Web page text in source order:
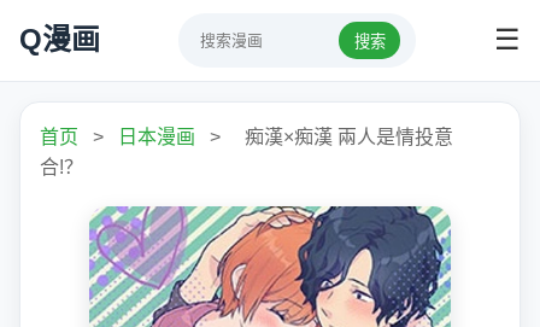
Q漫画 搜索 ☰
首页 > 日本漫画 >
痴漢×痴漢 兩人是情投意
合!？